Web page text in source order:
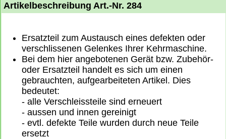
Artikelbeschreibung Art.-Nr. 284
Ersatzteil zum Austausch eines defekten oder
verschlissenen Gelenkes Ihrer Kehrmaschine.
Bei dem hier angebotenen Gerät bzw. Zubehör-
oder Ersatzteil handelt es sich um einen
gebrauchten, aufgearbeiteten Artikel. Dies
bedeutet:
- alle Verschleissteile sind erneuert
- aussen und innen gereinigt
- evtl. defekte Teile wurden durch neue Teile
ersetzt